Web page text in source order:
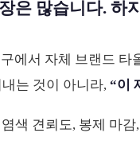
은 많습니다. 하
에서 자체 브랜드
는 것이 아니라, “이
색 견뢰도, 봉제 마